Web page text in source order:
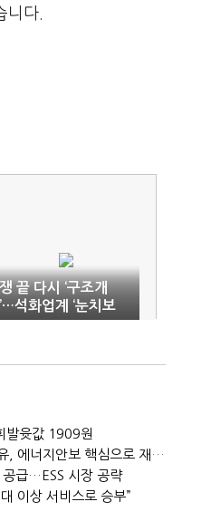
니다.
끝 다시 ‘구조개
석화업계 ‘눈치보
깰 정부 개입 시급
발윳값 1909원
전쟁에 원유 공급망 흔들리자…K-정유, 에너지안보 핵심으로 재부상
공급…ESS 시장 공략
이상 서비스로 승부”